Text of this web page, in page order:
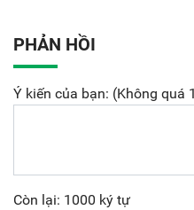
PHẢN HỒI
Ý kiến của bạn: (Không quá
Còn lại: 1000 ký tự